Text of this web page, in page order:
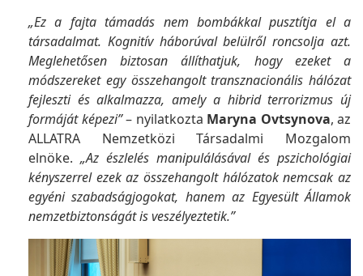
„Ez a fajta támadás nem bombákkal pusztítja el a
társadalmat. Kognitív háborúval belülről roncsolja azt.
Meglehetősen biztosan állíthatjuk, hogy ezeket a
módszereket egy összehangolt transznacionális hálózat
fejleszti és alkalmazza, amely a hibrid terrorizmus új
formáját képezi”– nyilatkozta Maryna Ovtsynova, az
ALLATRA Nemzetközi Társadalmi Mozgalom
elnöke. „Az észlelés manipulálásával és pszichológiai
kényszerrel ezek az összehangolt hálózatok nemcsak az
egyéni szabadságjogokat, hanem az Egyesült Államok
nemzetbiztonságát is veszélyeztetik.”